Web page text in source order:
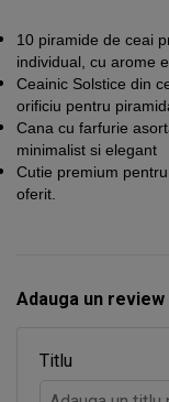
10 piramide de ceai
individual, cu arome
Ceainic Solstice din
orificiu pentru
Cana cu farfurie
minimalist si elegant
Cutie premium
oferit.
Adauga un
Titlu